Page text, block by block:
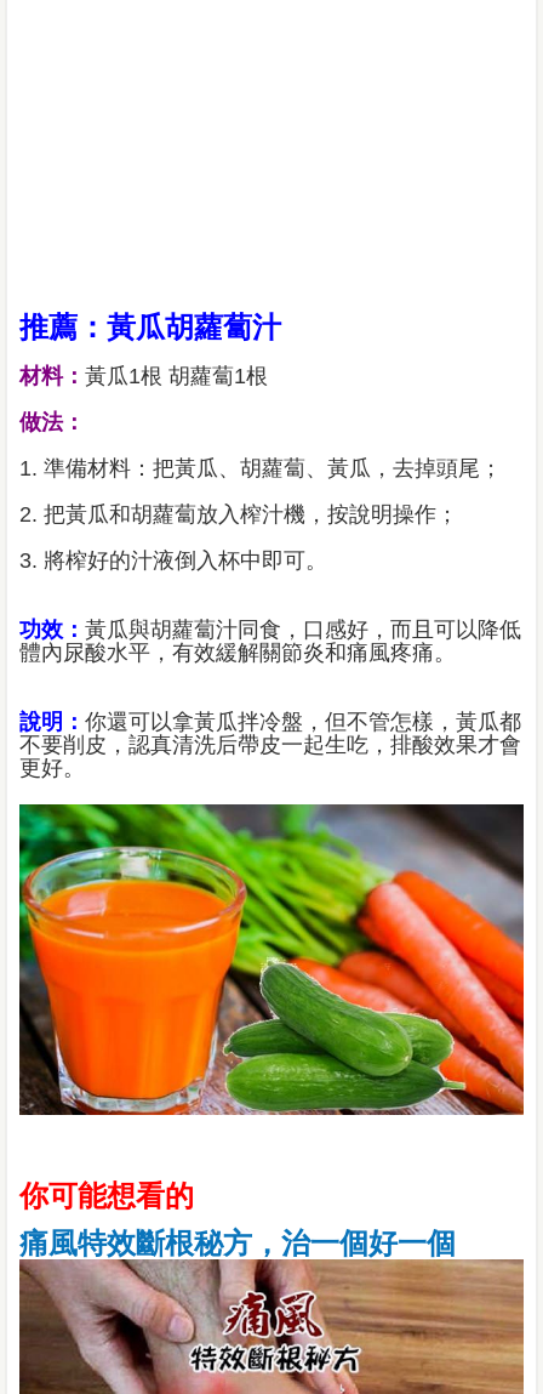
推薦：黃瓜胡蘿蔔汁
材料： 黃瓜1根 胡蘿蔔1根
做法：
1. 準備材料：把黃瓜、胡蘿蔔、黃瓜，去掉頭尾；
2. 把黃瓜和胡蘿蔔放入榨汁機，按說明操作；
3. 將榨好的汁液倒入杯中即可。
功效： 黃瓜與胡蘿蔔汁同食，口感好，而且可以降低
體內尿酸水平，有效緩解關節炎和痛風疼痛。
說明： 你還可以拿黃瓜拌冷盤，但不管怎樣，黃瓜都
不要削皮，認真清洗后帶皮一起生吃，排酸效果才會
更好。
你可能想看的
痛風特效斷根秘方，治一個好一個